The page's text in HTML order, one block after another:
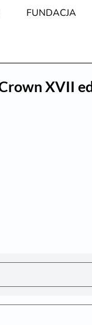
FUNDACJA
XVII